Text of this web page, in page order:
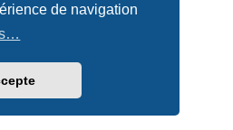
de navigation